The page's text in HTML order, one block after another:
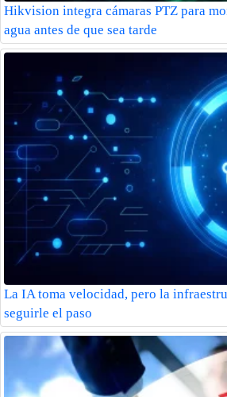
Hikvision integra cámaras PTZ para
agua antes de que sea tarde
La IA toma velocidad, pero la
seguirle el paso